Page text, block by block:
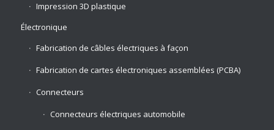
Impression 3D plastique
Électronique
Fabrication de câbles électriques à façon
Fabrication de cartes électroniques assemblées (PCBA)
Connecteurs
Connecteurs électriques automobile